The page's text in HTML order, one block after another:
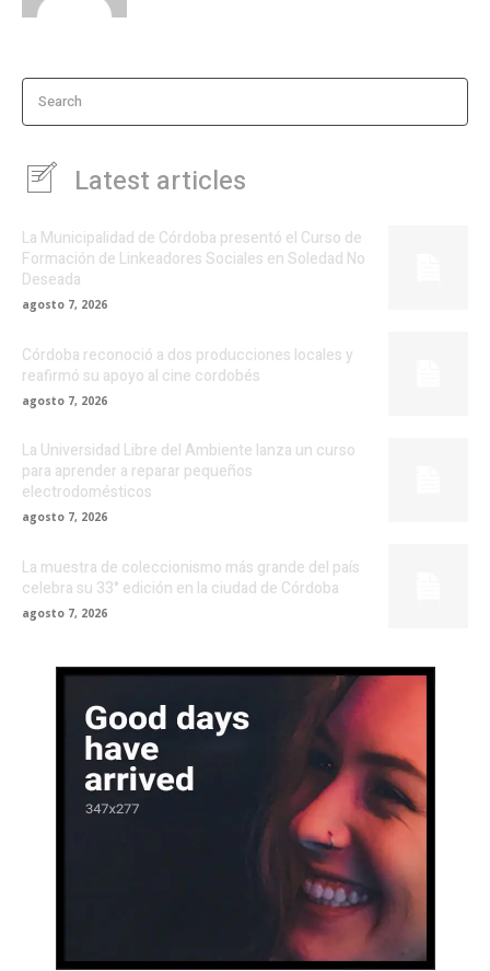
Search
Latest articles
La Municipalidad de Córdoba presentó el Curso de
Formación de Linkeadores Sociales en Soledad No
Deseada
agosto 7, 2026
Córdoba reconoció a dos producciones locales y
reafirmó su apoyo al cine cordobés
agosto 7, 2026
La Universidad Libre del Ambiente lanza un curso
para aprender a reparar pequeños
electrodomésticos
agosto 7, 2026
La muestra de coleccionismo más grande del país
celebra su 33° edición en la ciudad de Córdoba
agosto 7, 2026